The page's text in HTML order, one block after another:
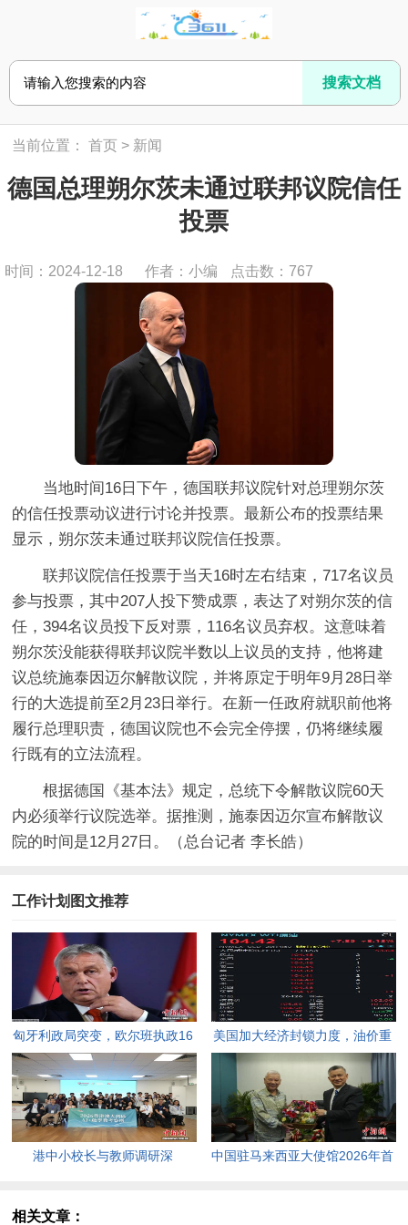
当前位置：首页 > 新闻
德国总理朔尔茨未通过联邦议院信任
投票
时间：2024-12-18 作者：小编 点击数： 767
当地时间16日下午，德国联邦议院针对总理朔尔茨
的信任投票动议进行讨论并投票。最新公布的投票结果
显示， 朔尔茨未通过联邦议院信任投票。
联邦议院信任投票于当天16时左右结束，717名议员
参与投票，其中207人投下赞成票，表达了对朔尔茨的信
任，394名议员投下反对票，116名议员弃权。这意味着
朔尔茨没能获得联邦议院半数以上议员的支持，他将建
议总统施泰因迈尔解散议院，并将原定于明年9月28日举
行的大选提前至2月23日举行。在新一任政府就职前他将
履行总理职责，德国议院也不会完全停摆，仍将继续履
行既有的立法流程。
根据德国《基本法》规定，总统下令解散议院60天
内必须举行议院选举。据推测，施泰因迈尔宣布解散议
院的时间是12月27日。（总台记者 李长皓）
工作计划图文推荐
匈牙利政局突变，欧尔班执政16
年终结。
美国加大经济封锁力度，油价重
返100美元高点，黄金价格急
跌，日韩主要股指开盘走低。
港中小校长与教师调研深
课堂新路径。
中国驻马来西亚大使馆2026年首
相关文章：